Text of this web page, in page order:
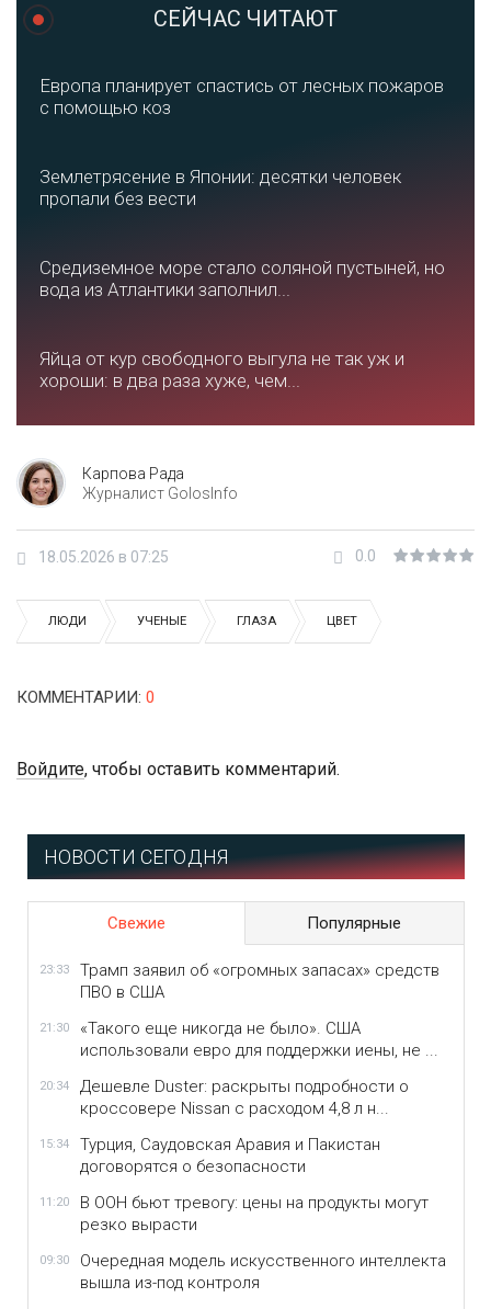
СЕЙЧАС ЧИТАЮТ
Европа планирует спастись от лесных пожаров
с помощью коз
Землетрясение в Японии: десятки человек
пропали без вести
Средиземное море стало соляной пустыней, но
вода из Атлантики заполнил...
Яйца от кур свободного выгула не так уж и
хороши: в два раза хуже, чем...
Карпова Рада
Журналист GolosInfo
18.05.2026 в 07:25 0.0
ЛЮДИ УЧЕНЫЕ ГЛАЗА ЦВЕТ
КОММЕНТАРИИ: 0
Войдите, чтобы оставить комментарий.
НОВОСТИ СЕГОДНЯ
Свежие Популярные
23:33
Трамп заявил об «огромных запасах» средств
ПВО в США
21:30
«Такого еще никогда не было». США
использовали евро для поддержки иены, не ...
20:34
Дешевле Duster: раскрыты подробности о
кроссовере Nissan с расходом 4,8 л н...
15:34
Турция, Саудовская Аравия и Пакистан
договорятся о безопасности
11:20
В ООН бьют тревогу: цены на продукты могут
резко вырасти
09:30
Очередная модель искусственного интеллекта
вышла из-под контроля